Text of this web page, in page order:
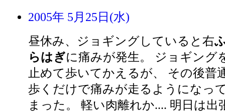
2005年 5月25日(水)
昼休み、ジョギングしていると右
らはぎに痛みが発生。 ジョギング
止めて歩いてかえるが、 その後普
歩くだけで痛みが走るようになっ
まった。 軽い肉離れか.... 明日は出